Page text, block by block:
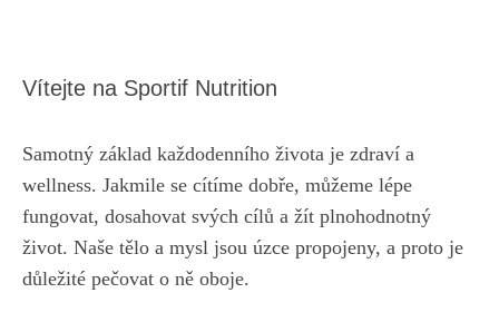
Vítejte na Sportif Nutrition
Samotný základ každodenního života je zdraví a
wellness. Jakmile se cítíme dobře, můžeme lépe
fungovat, dosahovat svých cílů a žít plnohodnotný
život. Naše tělo a mysl jsou úzce propojeny, a proto je
důležité pečovat o ně oboje.